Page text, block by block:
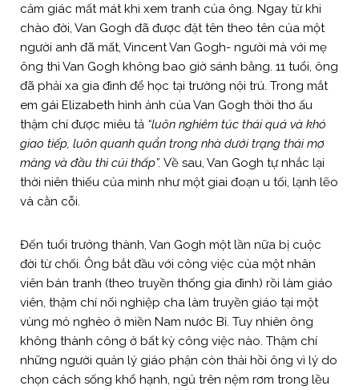
cảm giác mất mát khi xem tranh của ông. Ngay từ khi
chào đời, Van Gogh đã được đặt tên theo tên của một
người anh đã mất, Vincent Van Gogh- người mà với mẹ
ông thì Van Gogh không bao giờ sánh bằng. 11 tuổi, ông
đã phải xa gia đình để học tại trường nội trú. Trong mắt
em gái Elizabeth hình ảnh của Van Gogh thời thơ ấu
thậm chí được miêu tả “luôn nghiêm túc thái quá và khó
giao tiếp, luôn quanh quẩn trong nhà dưới trạng thái mơ
màng và đầu thì cúi thấp”. Về sau, Van Gogh tự nhắc lại
thời niên thiếu của mình như một giai đoạn u tối, lạnh lẽo
và cằn cỗi.
Đến tuổi trưởng thành, Van Gogh một lần nữa bị cuộc
đời từ chối. Ông bắt đầu với công việc của một nhân
viên bán tranh (theo truyền thống gia đình) rồi làm giáo
viên, thậm chí nối nghiệp cha làm truyền giáo tại một
vùng mỏ nghèo ở miền Nam nước Bỉ. Tuy nhiên ông
không thành công ở bất kỳ công việc nào. Thậm chí
những người quản lý giáo phận còn thải hồi ông vì lý do
chọn cách sống khổ hạnh, ngủ trên nệm rơm trong lều